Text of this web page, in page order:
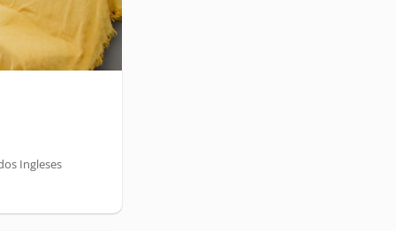
Ingleses